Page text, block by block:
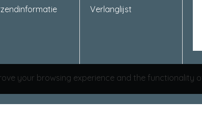
Verlanglijst
your browsing experience and the functionality